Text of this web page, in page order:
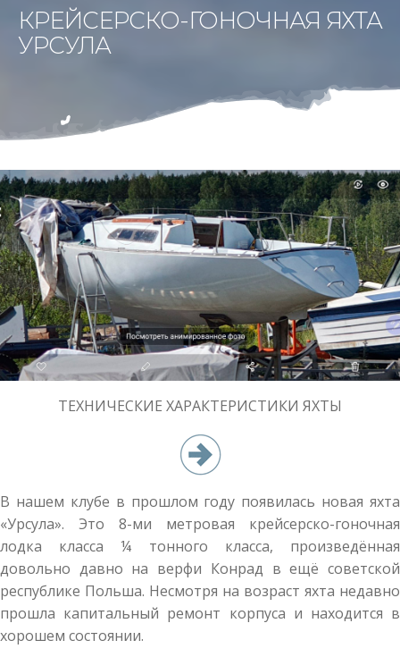
КРЕЙСЕРСКО-ГОНОЧНАЯ ЯХТА
УРСУЛА
ТЕХНИЧЕСКИЕ ХАРАКТЕРИСТИКИ ЯХТЫ
В нашем клубе в прошлом году появилась новая яхта
«Урсула». Это 8-ми метровая крейсерско-гоночная
лодка класса ¼ тонного класса, произведённая
довольно давно на верфи Конрад в ещё советской
республике Польша. Несмотря на возраст яхта недавно
прошла капитальный ремонт корпуса и находится в
хорошем состоянии.